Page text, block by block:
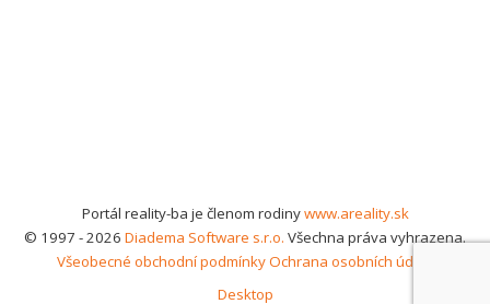
Portál reality-ba je členom rodinywww.areality.sk
© 1997 - 2026 Diadema Software s.r.o. Všechna práva vyhrazena.
Všeobecné obchodní podmínkyOchrana osobních údajů
Desktop